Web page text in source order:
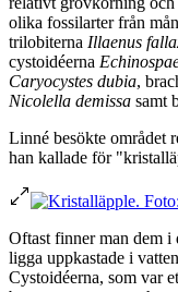
olika fossilarter från
trilobiterna Illaenus
cystoidéerna
Caryocystes dubia,
Nicolella demissa samt
Linné besökte området
han kallade för
Oftast finner man dem
ligga uppkastade i
Cystoidéerna, som var